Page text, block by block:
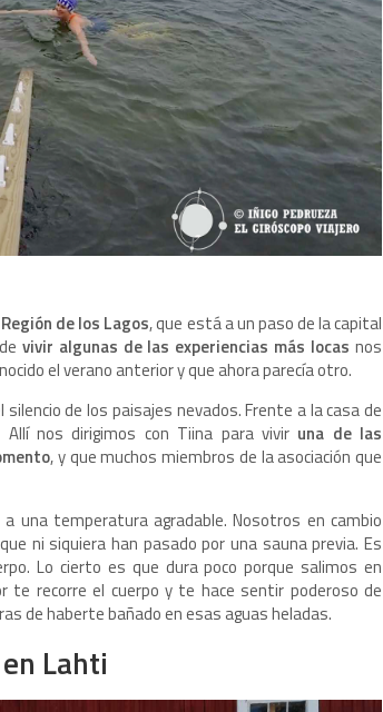
de los Lagos, que está a un paso de la capital
vivir algunas de las experiencias más locas nos
el verano anterior y que ahora parecía otro.
de los paisajes nevados. Frente a la casa de
nos dirigimos con Tiina para viviruna de las
, y que muchos miembros de la asociación que
una temperatura agradable. Nosotros en cambio
ni siquiera han pasado por una sauna previa. Es
Lo cierto es que dura poco porque salimos en
te recorre el cuerpo y te hace sentir poderoso de
de haberte bañado en esas aguas heladas.
Lahti